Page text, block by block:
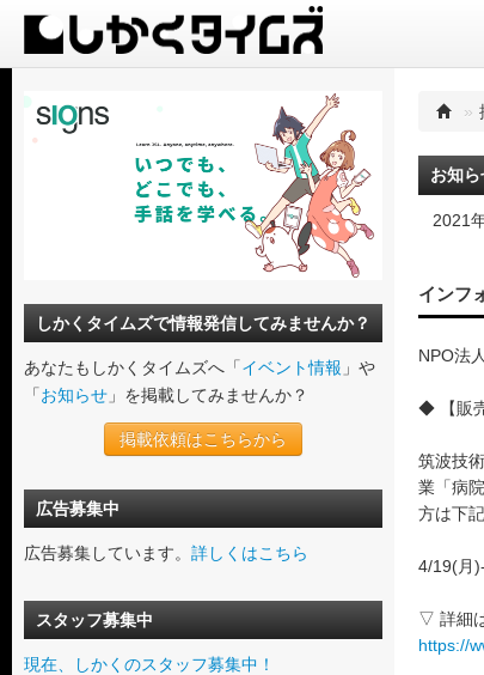
しかくタイムズで情報発信してみませんか？
あなたもしかくタイムズへ「イベント情報 」や
「お知らせ 」を掲載してみませんか？
掲載依頼はこちらから
広告募集中
広告募集しています。 詳しくはこちら
スタッフ募集中
現在、しかくのスタッフ募集中！
»
お知ら
2021
インフ
NPO法
◆ 【販
筑波技
業「病
方は下
4/19(月
▽ 詳細
https://